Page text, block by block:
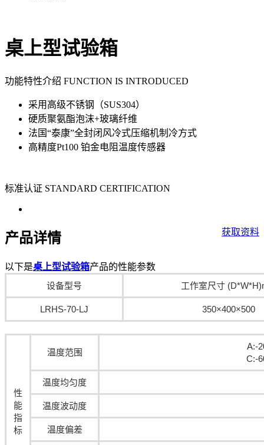
桌上型试验箱
功能特性介绍 FUNCTION IS INTRODUCED
采用高级不锈钢（SUS304）
硬质聚氨酯泡沫+玻璃纤维
法国“泰康”全封闭风冷式压缩机制冷方式
高精度Pt100 铂金电阻温度传感器
标准认证 STANDARD CERTIFICATION
获取资料
产品详情
以下是桌上型试验箱产品的性能参数
设备型号
工作室尺寸
LRHS-70-LJ 350×400×500
性
能
指
标
温度范围
A:-
C:-
温度均匀度
温度波动度
温度偏差